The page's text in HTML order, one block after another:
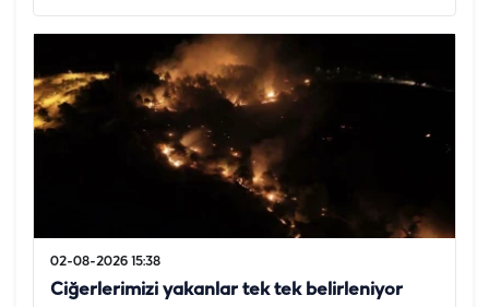
02-08-2026 15:38
Ciğerlerimizi yakanlar tek tek belirleniyor